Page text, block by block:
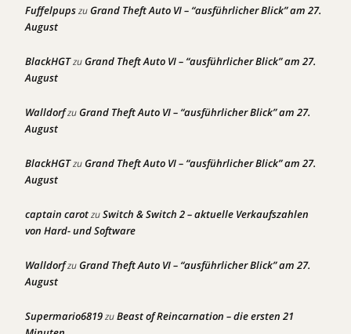
FuffelpupszuGrand Theft Auto VI – “ausführlicher Blick” am 27.
August
BlackHGTzuGrand Theft Auto VI – “ausführlicher Blick” am 27.
August
WalldorfzuGrand Theft Auto VI – “ausführlicher Blick” am 27.
August
BlackHGTzuGrand Theft Auto VI – “ausführlicher Blick” am 27.
August
captain carotzuSwitch & Switch 2 – aktuelle Verkaufszahlen
von Hard- und Software
WalldorfzuGrand Theft Auto VI – “ausführlicher Blick” am 27.
August
Supermario6819zuBeast of Reincarnation – die ersten 21